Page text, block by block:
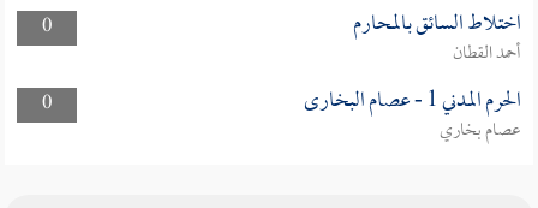
0
اختلاط السائق بالمحارم
أحمد القطان
0
الحرم المدني 1 - عصام البخارى
عصام بخاري